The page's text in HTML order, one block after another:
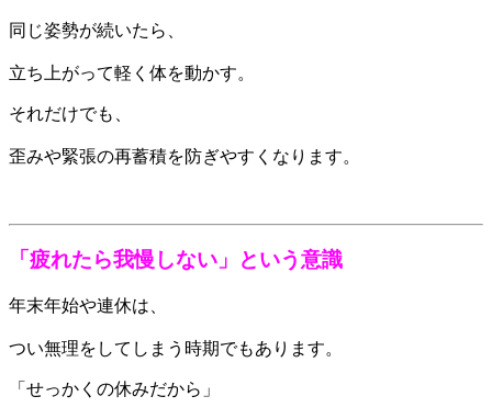
同じ姿勢が続いたら、
立ち上がって軽く体を動かす。
それだけでも、
歪みや緊張の再蓄積を防ぎやすくなります。
「疲れたら我慢しない」という意識
年末年始や連休は、
つい無理をしてしまう時期でもあります。
「せっかくの休みだから」